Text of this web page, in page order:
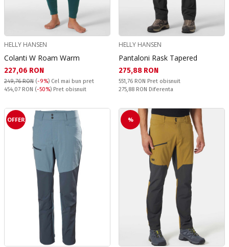
HELLY HANSEN
Colanti W Roam Warm
Текуща цена:
227,06 RON
249,76 RON (-9%) Cel mai bun pret
Pret obisnuit:
454,07 RON (-50%) Pret obisnuit
HELLY HANSEN
Pantaloni Rask Tapered
Текуща цена:
275,88 RON
Pret obisnuit:
551,76 RON Pret obisnuit
Спестявате:
275,88 RON Diferenta
OFFER %